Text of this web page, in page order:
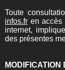
Toute
infos.fr en accès
internet,
des présentes